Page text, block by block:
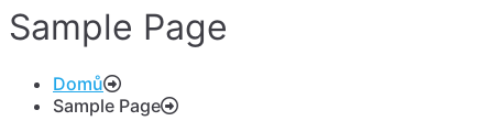
Sample Page
Domů
Sample Page